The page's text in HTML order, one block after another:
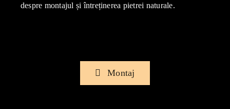
despre montajul și întreținerea pietrei naturale.
Montaj